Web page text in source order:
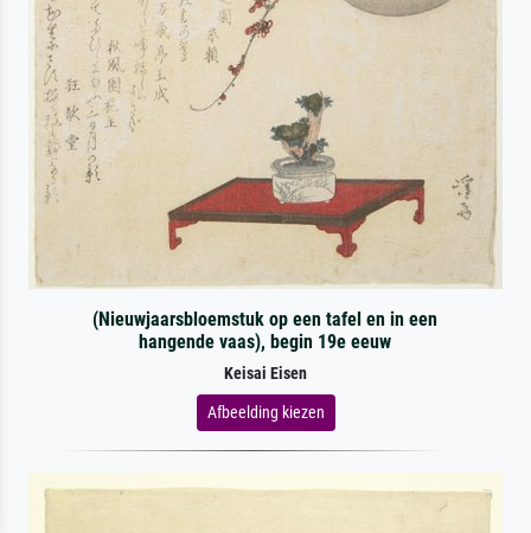
(Nieuwjaarsbloemstuk op een tafel en in een
hangende vaas), begin 19e eeuw
Keisai Eisen
Afbeelding kiezen